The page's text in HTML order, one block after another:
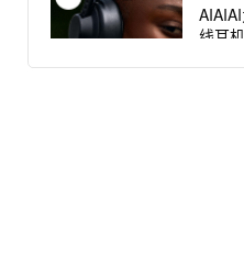
线耳